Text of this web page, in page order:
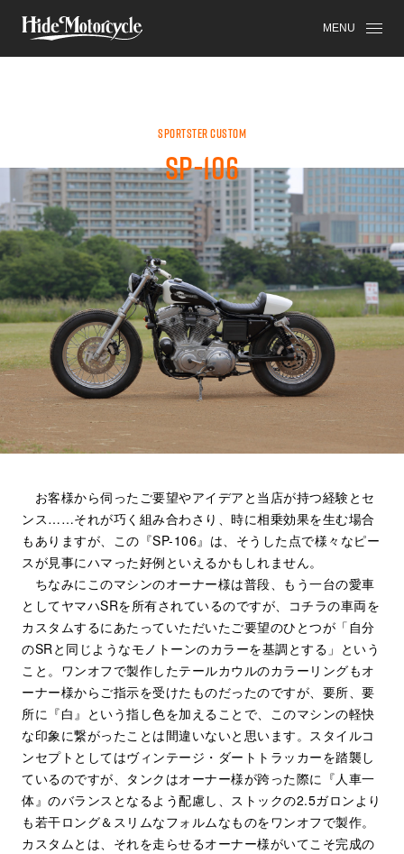
MENU
SPORTSTER
SPORTSTER CUSTOM
SP-106
お客様から伺ったご要望やアイデアと当店が持つ経験とセ
ンス……それが巧く組み合わさり、時に相乗効果を生む場合
もありますが、この『SP-106』は、そうした点で様々なピー
スが見事にハマった好例といえるかもしれません。
ちなみにこのマシンのオーナー様は普段、もう一台の愛車
としてヤマハSRを所有されているのですが、コチラの車両を
カスタムするにあたっていただいたご要望のひとつが「自分
のSRと同じようなモノトーンのカラーを基調とする」という
こと。ワンオフで製作したテールカウルのカラーリングもオ
ーナー様からご指示を受けたものだったのですが、要所、要
所に『白』という指し色を加えることで、このマシンの軽快
な印象に繋がったことは間違いないと思います。スタイルコ
ンセプトとしてはヴィンテージ・ダートトラッカーを踏襲し
ているのですが、タンクはオーナー様が跨った際に『人車一
体』のバランスとなるよう配慮し、ストックの2.5ガロンより
も若干ロング＆スリムなフォルムなものをワンオフで製作。
カスタムとは、それを走らせるオーナー様がいてこそ完成の